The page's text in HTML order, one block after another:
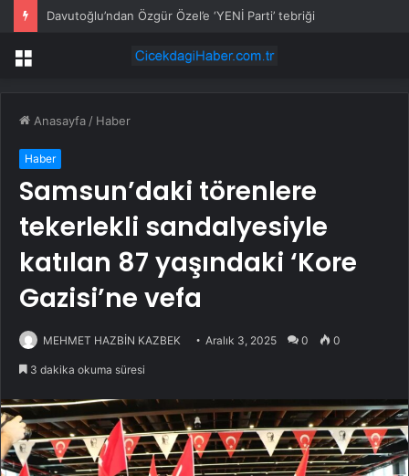
Davutoğlu’ndan Özgür Özel’e ‘YENİ Parti’ tebriği
Menü
Anasayfa / Haber
Haber
Samsun’daki törenlere
tekerlekli sandalyesiyle
katılan 87 yaşındaki ‘Kore
Gazisi’ne vefa
MEHMET HAZBİN KAZBEK Aralık 3, 2025 0 0
3 dakika okuma süresi